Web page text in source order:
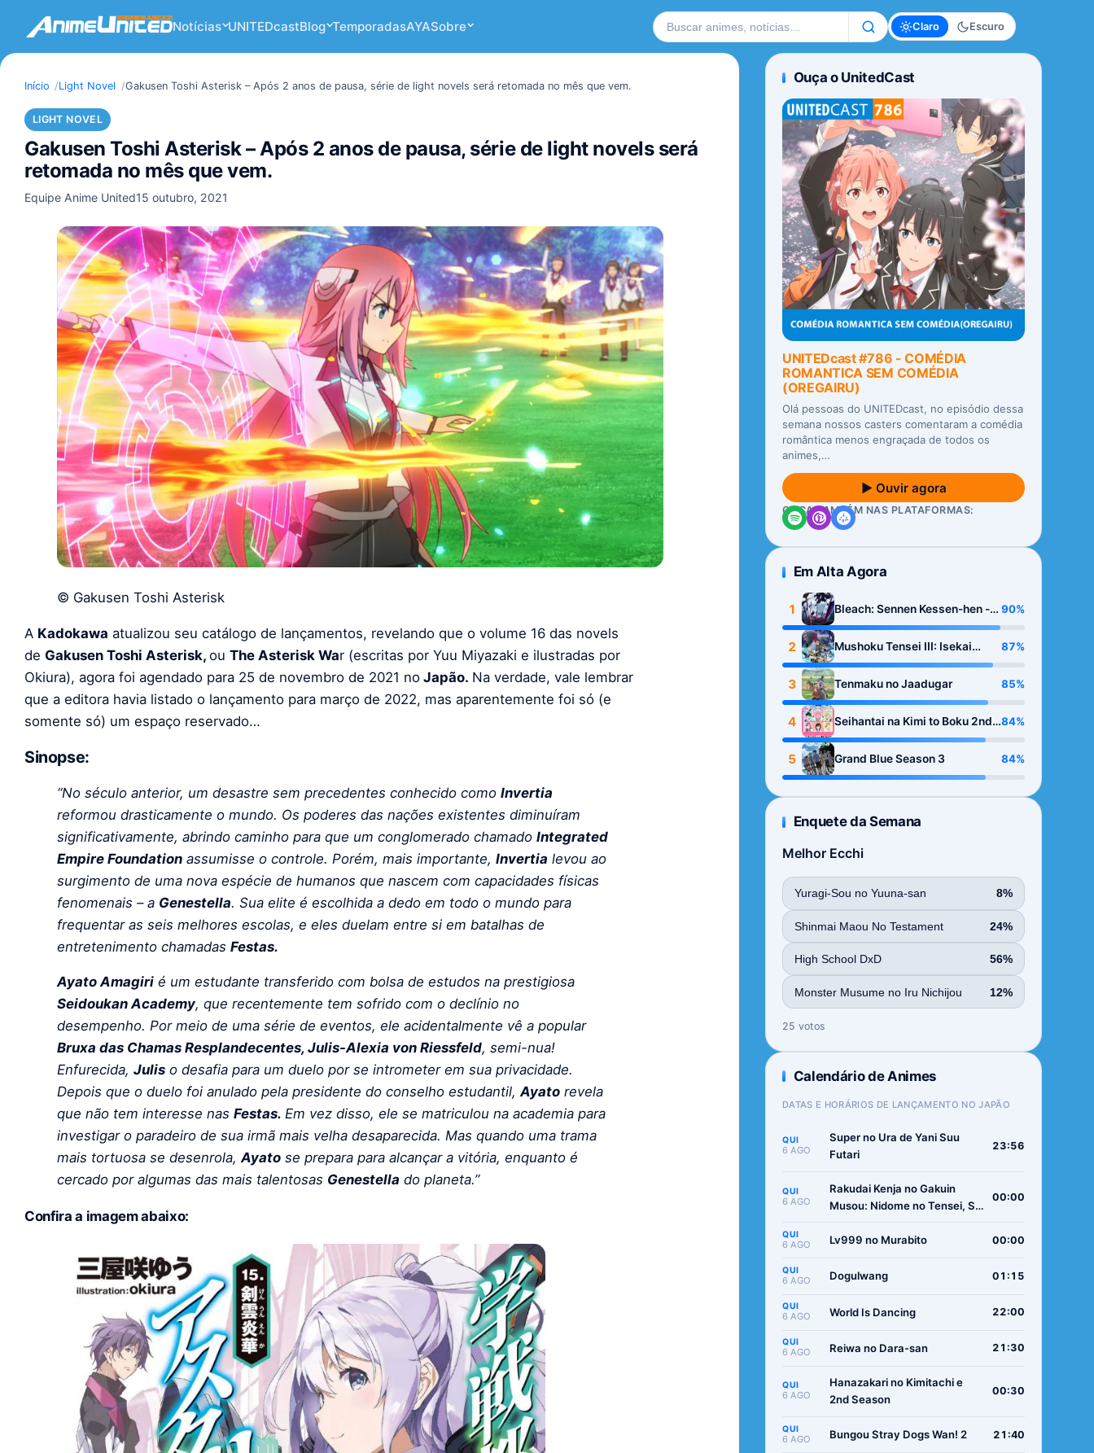
Notícias UNITEDcastBlog TemporadasAYASobre Buscar no site Claro Escuro
Início Light Novel Gakusen Toshi Asterisk – Após 2 anos de pausa, série de light novels será retomada no mês que vem.
LIGHT NOVEL
Gakusen Toshi Asterisk – Após 2 anos de pausa, série de light novels será
retomada no mês que vem.
Equipe Anime United15 outubro, 2021
© Gakusen Toshi Asterisk
A Kadokawa atualizou seu catálogo de lançamentos, revelando que o volume 16 das novels
de Gakusen Toshi Asterisk, ou The Asterisk War (escritas por Yuu Miyazaki e ilustradas por
Okiura), agora foi agendado para 25 de novembro de 2021 no Japão. Na verdade, vale lembrar
que a editora havia listado o lançamento para março de 2022, mas aparentemente foi só (e
somente só) um espaço reservado…
Sinopse:
“No século anterior, um desastre sem precedentes conhecido como Invertia
reformou drasticamente o mundo. Os poderes das nações existentes diminuíram
significativamente, abrindo caminho para que um conglomerado chamado Integrated
Empire Foundation assumisse o controle. Porém, mais importante, Invertia levou ao
surgimento de uma nova espécie de humanos que nascem com capacidades físicas
fenomenais – a Genestella. Sua elite é escolhida a dedo em todo o mundo para
frequentar as seis melhores escolas, e eles duelam entre si em batalhas de
entretenimento chamadas Festas.
Ayato Amagiri é um estudante transferido com bolsa de estudos na prestigiosa
Seidoukan Academy, que recentemente tem sofrido com o declínio no
desempenho. Por meio de uma série de eventos, ele acidentalmente vê a popular
Bruxa das Chamas Resplandecentes, Julis-Alexia von Riessfeld, semi-nua!
Enfurecida, Julis o desafia para um duelo por se intrometer em sua privacidade.
Depois que o duelo foi anulado pela presidente do conselho estudantil, Ayato revela
que não tem interesse nas Festas. Em vez disso, ele se matriculou na academia para
investigar o paradeiro de sua irmã mais velha desaparecida. Mas quando uma trama
mais tortuosa se desenrola, Ayato se prepara para alcançar a vitória, enquanto é
cercado por algumas das mais talentosas Genestella do planeta.”
Confira a imagem abaixo:
Ouça o UnitedCast
UNITEDcast #786 - COMÉDIA
ROMANTICA SEM COMÉDIA
(OREGAIRU)
Olá pessoas do UNITEDcast, no episódio dessa
semana nossos casters comentaram a comédia
romântica menos engraçada de todos os
animes,…
▶ Ouvir agora
OUÇA TAMBÉM NAS PLATAFORMAS:
Em Alta Agora
1
Bleach: Sennen Kessen-hen -
Kashin-tan
90%
2
Mushoku Tensei III: Isekai
Ittara Honki Dasu
87%
3 Tenmaku no Jaadugar 85%
4
Seihantai na Kimi to Boku 2nd
Season
84%
5 Grand Blue Season 3 84%
Enquete da Semana
Melhor Ecchi
Yuragi-Sou no Yuuna-san 8%
Shinmai Maou No Testament 24%
High School DxD 56%
Monster Musume no Iru Nichijou 12%
25 votos
Calendário de Animes
DATAS E HORÁRIOS DE LANÇAMENTO NO JAPÃO
QUI
6 AGO
Super no Ura de Yani Suu
Futari
23:56
QUI
6 AGO
Rakudai Kenja no Gakuin
Musou: Nidome no Tensei, S-
Boukenroku
00:00
QUI
6 AGO Lv999 no Murabito 00:00
QUI
6 AGO Dogulwang 01:15
QUI
6 AGO World Is Dancing 22:00
QUI
6 AGO Reiwa no Dara-san 21:30
QUI
6 AGO
Hanazakari no Kimitachi e
2nd Season
00:30
QUI
6 AGO Bungou Stray Dogs Wan! 2 21:40